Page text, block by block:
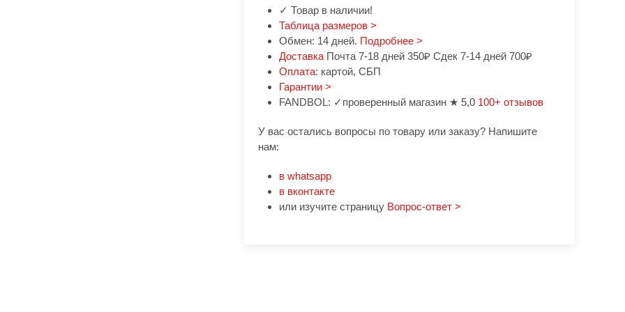
✓ Товар в наличии!
Таблица размеров >
Обмен: 14 дней. Подробнее >
Доставка Почта 7-18 дней 350₽ Сдек 7-14 дней 700₽
Оплата: картой, СБП
Гарантии >
FANDBOL: ✓проверенный магазин ★ 5,0 100+ отзывов
У вас остались вопросы по товару или заказу? Напишите
нам:
в whatsapp
в вконтакте
или изучите страницу Вопрос-ответ >